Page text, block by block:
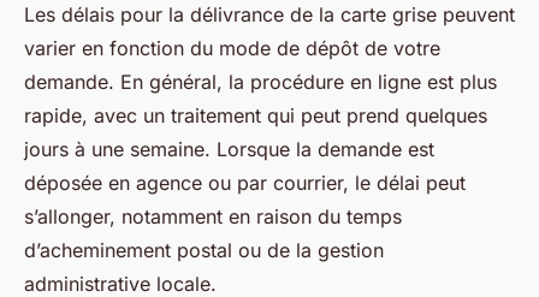
Les délais pour la délivrance de la carte grise peuvent
varier en fonction du mode de dépôt de votre
demande. En général, la procédure en ligne est plus
rapide, avec un traitement qui peut prend quelques
jours à une semaine. Lorsque la demande est
déposée en agence ou par courrier, le délai peut
s’allonger, notamment en raison du temps
d’acheminement postal ou de la gestion
administrative locale.